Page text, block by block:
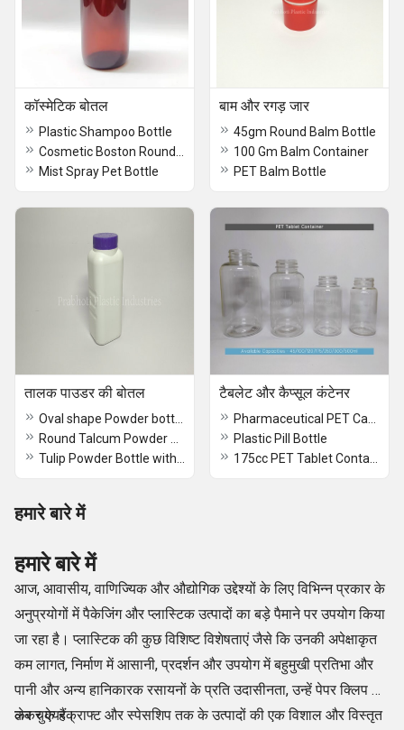
कॉस्मेटिक बोतल
Plastic Shampoo Bottle
Mist Spray Pet Bottle
बाम और रगड़ जार
45gm Round Balm Bottle
100 Gm Balm Container
PET Balm Bottle
तालक पाउडर की बोतल टैबलेट और कैप्सूल कंटेनर
Plastic Pill Bottle
हमारे बारे में
हमारे बारे में
आज, आवासीय, वाणिज्यिक और औद्योगिक उद्देश्यों के लिए विभिन्न प्रकार के
अनुप्रयोगों में पैकेजिंग और प्लास्टिक उत्पादों का बड़े पैमाने पर उपयोग किया
जा रहा है। प्लास्टिक की कुछ विशिष्ट विशेषताएं जैसे कि उनकी अपेक्षाकृत
कम लागत, निर्माण में आसानी, प्रदर्शन और उपयोग में बहुमुखी प्रतिभा और
पानी और अन्य हानिकारक रसायनों के प्रति उदासीनता, उन्हें पेपर क्लिप से
लेकर एयरक्राफ्ट और स्पेसशिप तक के उत्पादों की एक विशाल और विस्तृत
कर चुके हैं।